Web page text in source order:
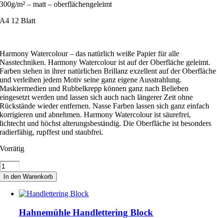
300g/m² – matt – oberflächengeleimt
A4 12 Blatt
Harmony Watercolour – das natürlich weiße Papier für alle
Nasstechniken. Harmony Watercolour ist auf der Oberfläche geleimt.
Farben stehen in ihrer natürlichen Brillanz exzellent auf der Oberfläche
und verleihen jedem Motiv seine ganz eigene Ausstrahlung.
Maskiermedien und Rubbelkrepp können ganz nach Belieben
eingesetzt werden und lassen sich auch nach längerer Zeit ohne
Rückstände wieder entfernen. Nasse Farben lassen sich ganz einfach
korrigieren und abnehmen. Harmony Watercolour ist säurefrei,
lichtecht und höchst alterungsbeständig. Die Oberfläche ist besonders
radierfähig, rupffest und staubfrei.
Vorrätig
In den Warenkorb
Hahnemühle Handlettering Block